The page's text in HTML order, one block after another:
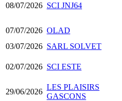
08/07/2026 SCI JNJ64
07/07/2026 OLAD
03/07/2026 SARL SOLVET
02/07/2026 SCI ESTE
29/06/2026
LES PLAISIRS
GASCONS